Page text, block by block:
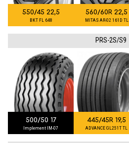
550/45 22,5
BKT FL 648
560/60R 22,5
MITAS AR-02 161D TL
PRS-2S/S9
500/50 17
Implement IM-07
445/45R 19,5
ADVANCE GL251T TL